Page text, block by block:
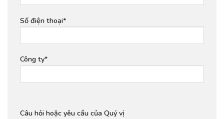
Số điện thoại*
Công ty*
Câu hỏi hoặc yêu cầu của Quý vị